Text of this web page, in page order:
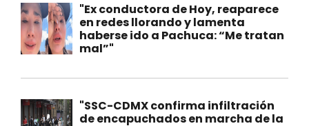
"Ex conductora de Hoy, reaparece
en redes llorando y lamenta
haberse ido a Pachuca: “Me tratan
mal”"
"SSC-CDMX confirma infiltración
de encapuchados en marcha de la